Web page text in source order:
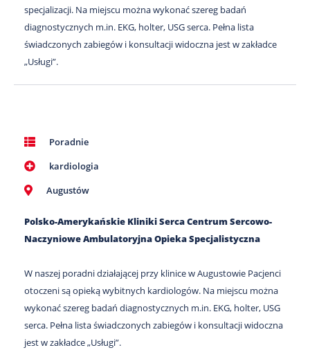
specjalizacji. Na miejscu można wykonać szereg badań
diagnostycznych m.in. EKG, holter, USG serca. Pełna lista
świadczonych zabiegów i konsultacji widoczna jest w zakładce
„Usługi”.
Poradnie
kardiologia
Augustów
Polsko-Amerykańskie Kliniki Serca Centrum Sercowo-
Naczyniowe Ambulatoryjna Opieka Specjalistyczna
W naszej poradni działającej przy klinice w Augustowie Pacjenci
otoczeni są opieką wybitnych kardiologów. Na miejscu można
wykonać szereg badań diagnostycznych m.in. EKG, holter, USG
serca. Pełna lista świadczonych zabiegów i konsultacji widoczna
jest w zakładce „Usługi”.